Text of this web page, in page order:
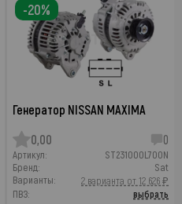
Генератор NISSAN MAXIMA
0,00
0
Артикул:
ST231000L700N
Бренд:
Sat
Варианты:
2 варианта от 12 626 ₽
ПВЗ:
выбрать
-20%